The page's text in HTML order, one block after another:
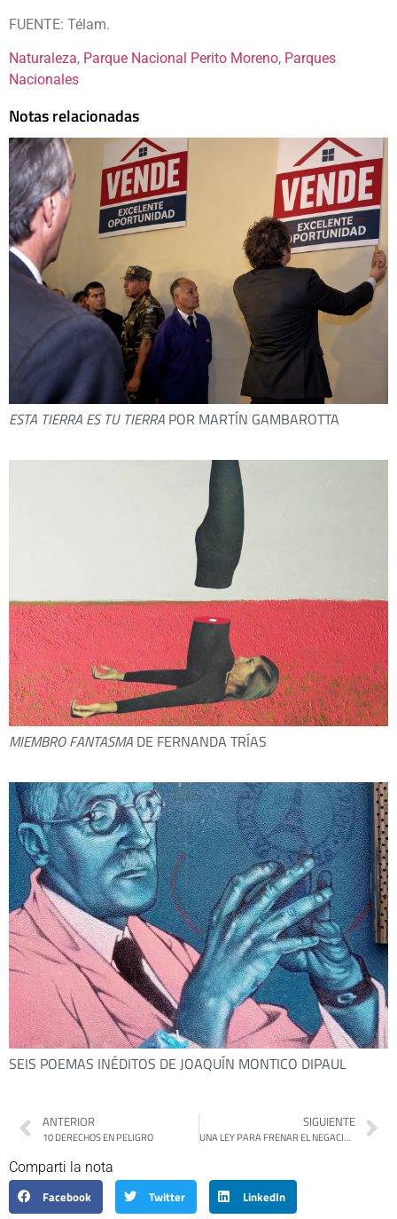
FUENTE: Télam.
Naturaleza, Parque Nacional Perito Moreno, Parques
Nacionales
Notas relacionadas
ESTA TIERRA ES TU TIERRA POR MARTÍN GAMBAROTTA
MIEMBRO FANTASMA DE FERNANDA TRÍAS
SEIS POEMAS INÉDITOS DE JOAQUÍN MONTICO DIPAUL
ANTERIOR
10 DERECHOS EN PELIGRO
SIGUIENTE
UNA LEY PARA FRENAR EL NEGACIONISMO
Comparti la nota
Facebook
Twitter LinkedIn